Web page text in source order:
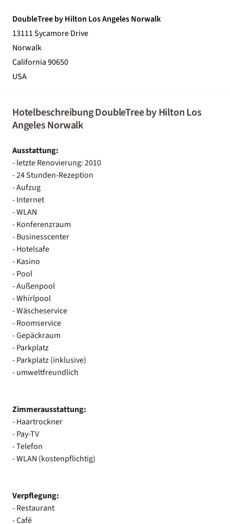
DoubleTree by Hilton Los Angeles Norwalk
13111 Sycamore Drive
Norwalk
California 90650
USA
Hotelbeschreibung DoubleTree by Hilton Los
Angeles Norwalk
Ausstattung:
- letzte Renovierung: 2010
- 24 Stunden-Rezeption
- Aufzug
- Internet
- WLAN
- Konferenzraum
- Businesscenter
- Hotelsafe
- Kasino
- Pool
- Außenpool
- Whirlpool
- Wäscheservice
- Roomservice
- Gepäckraum
- Parkplatz
- Parkplatz (inklusive)
- umweltfreundlich
Zimmerausstattung:
- Haartrockner
- Pay-TV
- Telefon
- WLAN (kostenpflichtig)
Verpflegung:
- Restaurant
- Café